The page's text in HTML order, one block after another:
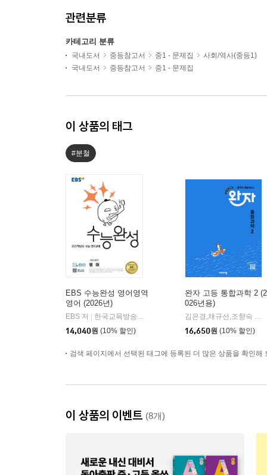
관련분류
카테고리 분류
국내도서 중등참고서 중1 - 문제집
사회/역사(중등1)
국내도서
중등참고서 중1 - 문제집
이 상품의 태그
#분철
EBS 수능완성 영어영역
영어 (2026년)
EBS 저
한국교육방송공사
14,040원 (10% 할인)
완자 고등 통합과학 2 (2
026년용)
김은경,채규선,조향숙 등저
16,650원 (10% 할인)
검색 페이지에서 선택된 태그에 등록된 더 많은 상품을 확인해
이 상품의 이벤트 (8개)